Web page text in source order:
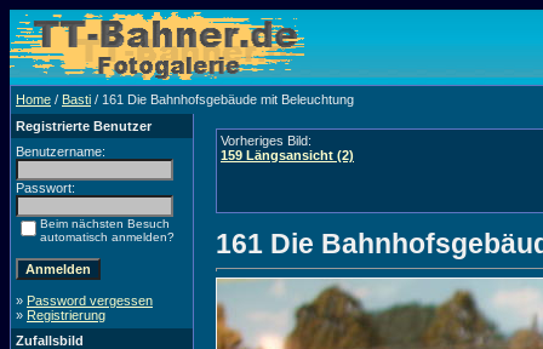
Home / Basti / 161 Die Bahnhofsgebäude mit Beleuchtung
Registrierte Benutzer
Benutzername:
Passwort:
Beim nächsten Besuch
automatisch anmelden?
» Password vergessen
» Registrierung
Zufallsbild
Vorheriges Bild:
159 Längsansicht (2)
161 Die